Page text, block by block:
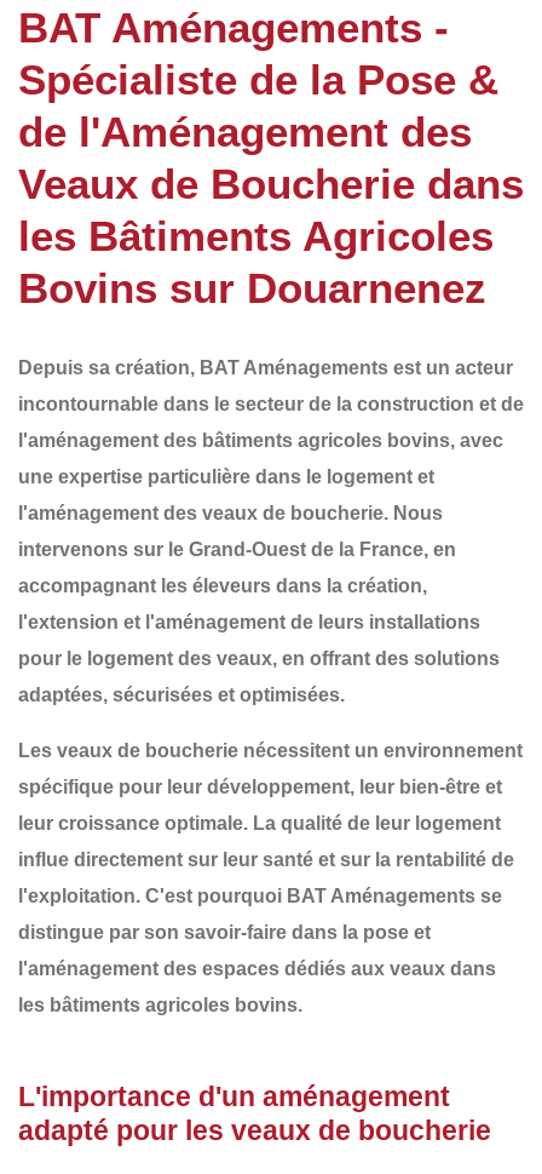
BAT Aménagements -
Spécialiste de la Pose &
de l'Aménagement des
Veaux de Boucherie dans
les Bâtiments Agricoles
Bovins sur Douarnenez
Depuis sa création, BAT Aménagements est un acteur
incontournable dans le secteur de la construction et de
l'aménagement des bâtiments agricoles bovins, avec
une expertise particulière dans le logement et
l'aménagement des veaux de boucherie. Nous
intervenons sur le Grand-Ouest de la France, en
accompagnant les éleveurs dans la création,
l'extension et l'aménagement de leurs installations
pour le logement des veaux, en offrant des solutions
adaptées, sécurisées et optimisées.
Les veaux de boucherie nécessitent un environnement
spécifique pour leur développement, leur bien-être et
leur croissance optimale. La qualité de leur logement
influe directement sur leur santé et sur la rentabilité de
l'exploitation. C'est pourquoi BAT Aménagements se
distingue par son savoir-faire dans la pose et
l'aménagement des espaces dédiés aux veaux dans
les bâtiments agricoles bovins.
L'importance d'un aménagement
adapté pour les veaux de boucherie